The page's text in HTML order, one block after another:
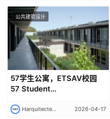
极
速
工
流
公共建筑设计
57学生公寓，ETSAV校园
57 Student
| Harquitectes 建筑师事务
Harquitectes 建筑师事务所｜Harquitectes 2026-04-17